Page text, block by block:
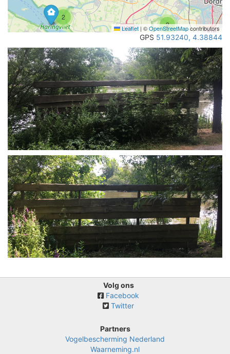
2
2
Leaflet | ©OpenStreetMapcontributors
GPS 51.93240, 4.38844
Volg ons
Facebook
Twitter
Partners
Vogelbescherming Nederland
Waarneming.nl